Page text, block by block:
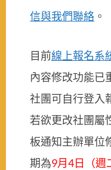
信與我們聯絡 。
目前線上報名系
內容修改功能已
社團可自行登入
若欲更改社團屬
板通知主辦單位
期為9月4日（週